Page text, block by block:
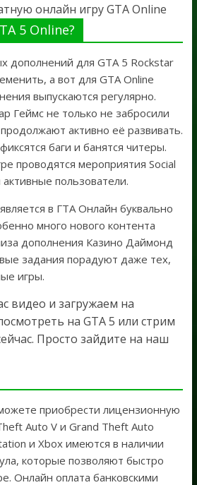
онлайн игру GTA Online
5 Online?
дополнений для GTA 5 Rockstar
а вот для GTA Online
выпускаются регулярно.
Геймс не только не забросили
активно её развивать.
баги и банятся читеры.
проводятся мероприятия Social
пользователи.
в ГТА Онлайн буквально
много нового контента
дополнения Казино Даймонд
задания порадуют даже тех,
игры.
видео и загружаем на
на GTA 5 или стрим
Просто зайдите на наш
приобрести лицензионную
Auto V и Grand Theft Auto
и Xbox имеются в наличии
которые позволяют быстро
Онлайн оплата банковскими